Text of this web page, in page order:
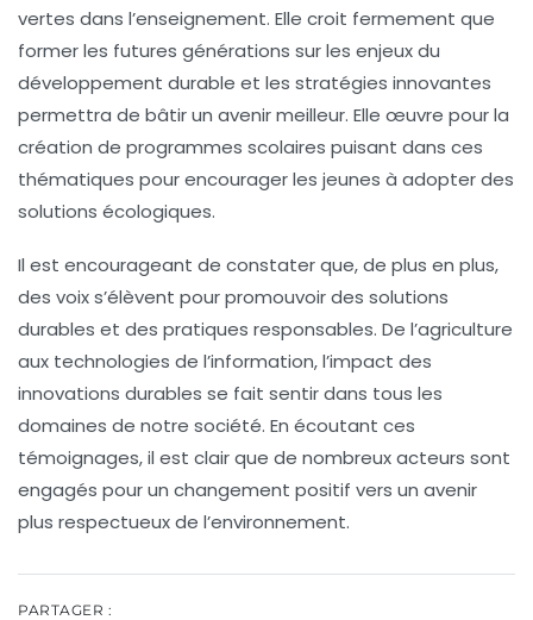
vertes dans l’enseignement. Elle croit fermement que
former les futures générations sur les enjeux du
développement durable et les stratégies innovantes
permettra de bâtir un avenir meilleur. Elle œuvre pour la
création de programmes scolaires puisant dans ces
thématiques pour encourager les jeunes à adopter des
solutions écologiques.
Il est encourageant de constater que, de plus en plus,
des voix s’élèvent pour promouvoir des solutions
durables et des pratiques responsables. De l’agriculture
aux technologies de l’information, l’impact des
innovations durables se fait sentir dans tous les
domaines de notre société. En écoutant ces
témoignages, il est clair que de nombreux acteurs sont
engagés pour un changement positif vers un avenir
plus respectueux de l’environnement.
PARTAGER :